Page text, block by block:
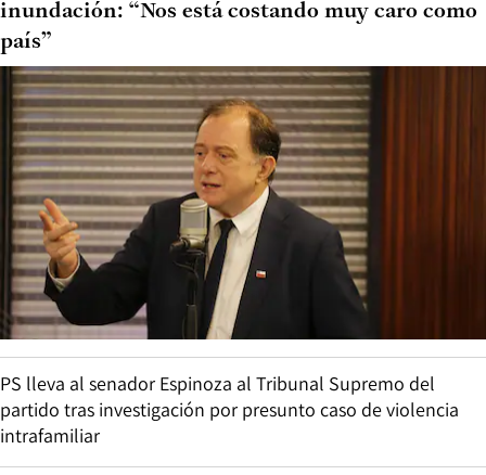
inundación: “Nos está costando muy caro como
país”
PS lleva al senador Espinoza al Tribunal Supremo del
partido tras investigación por presunto caso de violencia
intrafamiliar